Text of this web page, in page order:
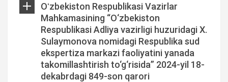
Oʻzbekiston Respublikasi Vazirlar
Mahkamasining “O‘zbekiston
Respublikasi Adliya vazirligi huzuridagi X.
Sulaymonova nomidagi Respublika sud
ekspertiza markazi faoliyatini yanada
takomillashtirish to‘g‘risida” 2024-yil 18-
dekabrdagi 849-son qarori